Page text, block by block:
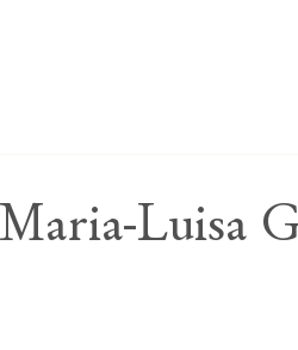
Luisa